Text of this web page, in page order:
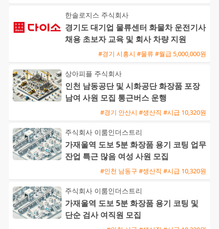
한솔로지스 주식회사
경기도 대기업 물류센터 화물차 운전기사
채용 초보자 교육 및 회사 차량 지원
#경기 시흥시 #물류 #월급 5,000,000원
상아피플 주식회사
인천 남동공단 및 시화공단 화장품 포장
남여 사원 모집 통근버스 운행
#경기 안산시 #생산직 #시급 10,320원
주식회사 이룸인더스트리
가재울역 도보 5분 화장품 용기 코팅 업무
잔업 특근 많음 여성 사원 모집
#인천 남동구 #생산직 #시급 10,320원
주식회사 이룸인더스트리
가재울역 도보 5분 화장품 용기 코팅 및
단순 검사 여직원 모집